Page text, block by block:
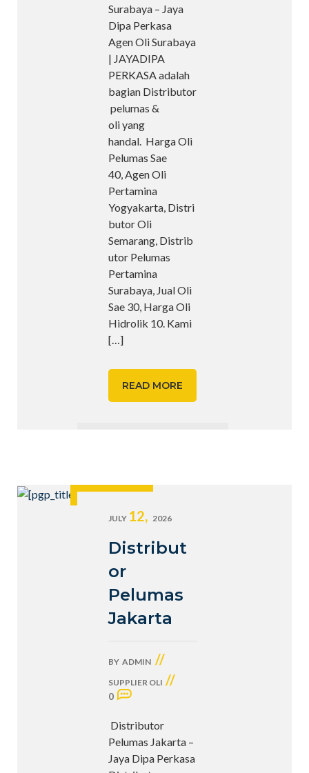
Surabaya – Jaya
Dipa Perkasa
Agen Oli Surabaya
| JAYADIPA
PERKASA adalah
bagian Distributor
pelumas &
oli yang
handal. Harga Oli
Pelumas Sae
40, Agen Oli
Pertamina
Yogyakarta, Distri
butor Oli
Semarang, Distrib
utor Pelumas
Pertamina
Surabaya, Jual Oli
Sae 30, Harga Oli
Hidrolik 10. Kami
[…]
READ MORE
JULY 12, 2026
Distribut
or
Pelumas
Jakarta
BY ADMIN //
SUPPLIER OLI //
0
Distributor
Pelumas Jakarta –
Jaya Dipa Perkasa